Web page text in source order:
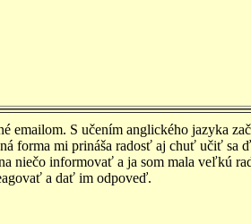
emailom. S učením anglického jazyka
forma mi prináša radosť aj chuť učiť sa
niečo informovať a ja som mala veľkú
a dať im odpoveď.